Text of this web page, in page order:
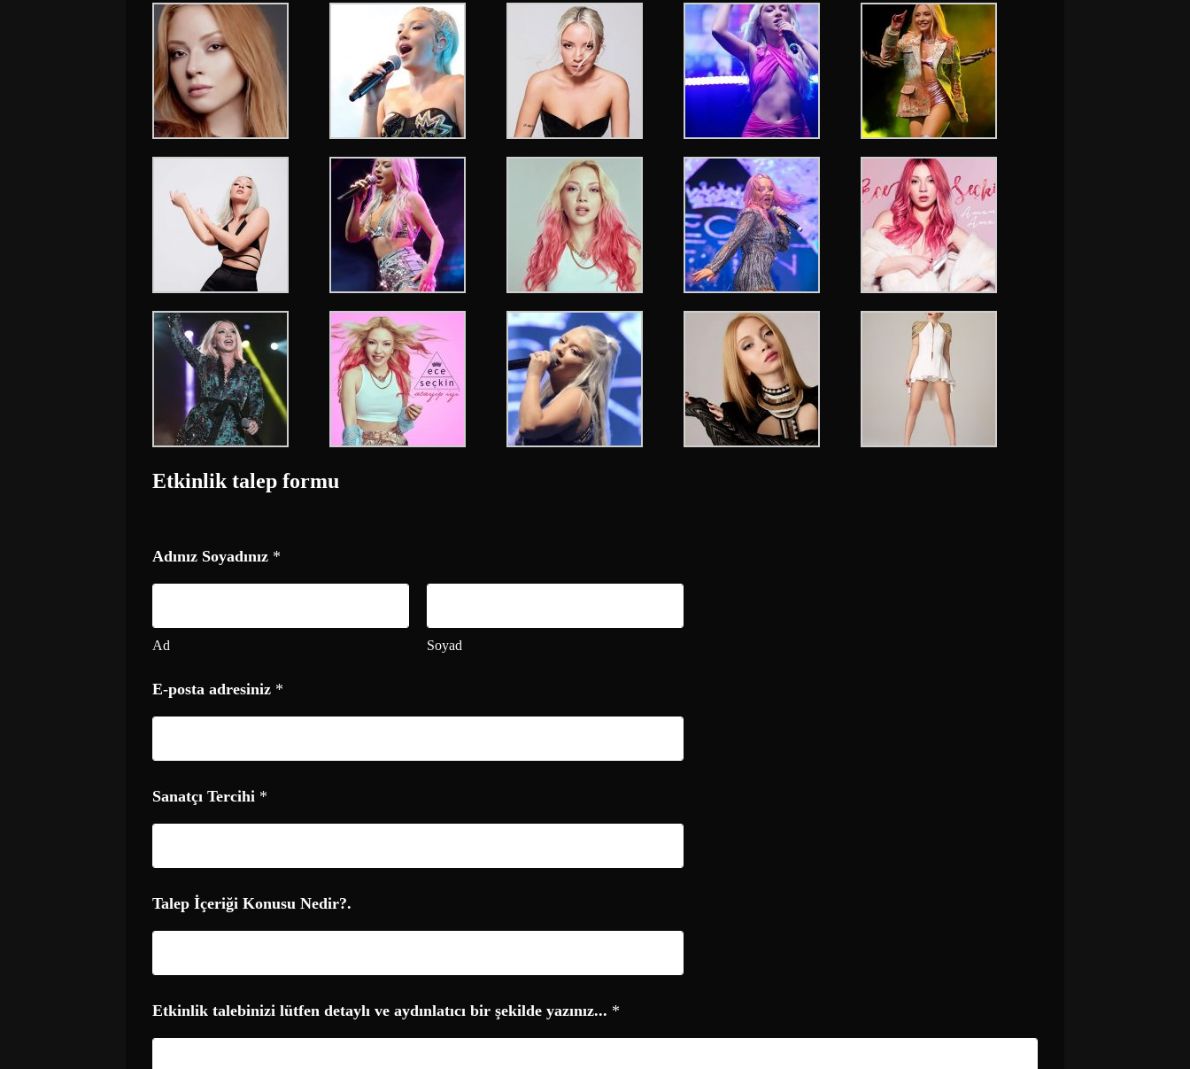
Etkinlik talep formu
Adınız Soyadınız *
Ad Soyad
E-posta adresiniz *
Sanatçı Tercihi *
a
l
N
e
d
Talep İçeriği Konusu Nedir?.
Etkinlik talebinizi lütfen detaylı ve aydınlatıcı bir şekilde yazınız... *